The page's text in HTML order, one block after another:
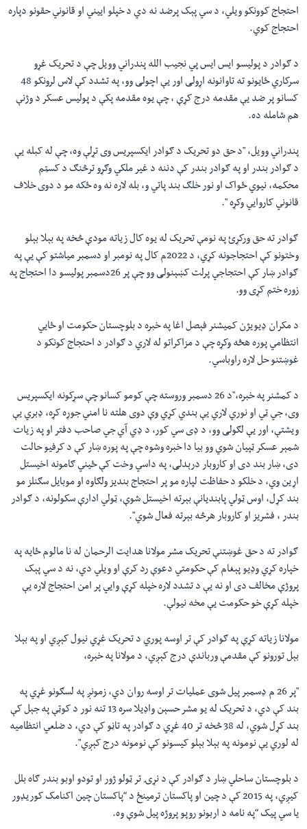
احتجاج کوونکو ويلي، د سي پېک پرضد نه دي د خپلو اييني او قانوني حقونو دپاره
احتجاج کوي.
د ګوادر د پوليسو ايس ايس پي نجيب الله پندراني وويل چې د تحريک غړو
سرکاري ځایونو ته تاوانونه اړولی اور یې اچولی وو، په تشدد کې لاس لرونکو 48
کسانو پر ضد يې مقدمه درج کړې ، چې يوه مقدمه پکې د پوليس عسکر د وژنې
هم شامله ده.
پندراني وويل، "د حق دو تحریک د ګوادر ایکسپریس وی تړلې وه، چې له کبله یې
د ګوادر بندر او په ګوادر بندر کې دننه د غیر ملکي وګړو ترڅنګ د کسټم
محکمه، نیوي ځواک او نور خلګ بند پاتي و، بله لاره نه وه ځکه مو د دوی خلاف
قانوني کاروايي وکړه ".
ګوادر ته حق ورکړئ په نومې تحريک له يوه کال زياته مودې څخه په بېلا بېلو
وختونو کې احتجاجونه کړي، د 2022م کال په نومبر او دسمبر مياشتو کې يې په
ګوادر ښار کې احتجاجي پرلت کښېنولی وو چې پر 26دسمبر پوليسو دا احتجاج په
زوره ختم کړی وو.
د مکران ډيويژن کميشنر فېصل اغا په خبره د بلوچستان حکومت او ځايي
انتظامي پوره هڅه وکړه چې د مزاکراتو له لاري د ګوادر د احتجاج کونکو د
غوښتنو حل لاره راوباسي.
د کمشنر په خبره،"د 26 دسمبر وروسته چې کومو کسانو چې سړکونه ایکسپریس
وی، جي ټي او نوري لاري یې بندي کړي وې دوی هلته نا امني جوړه کړه، ډبري یې
ویشتې، اور یې لګولی وو، د ډی سي کور، د ډي آي جي صاحب دفتر او په زيات
شمېر عسکر ټپیان شوي وو بیا دا خبره وشوه چې په پوره ښار کې د کرفیو حالت
دی، ښار بند دی او کاروبار درېدلی، په داسي وخت کې ځيني ګامونه اخیستل
اړین وي، د خلکو د حفاظت لپاره مو پر احتجاج بنديز ولګاوه او موبايل سګنلز مو
بند کړل، اوس ټولي پابندیانې بېرته اخیستل شوې، ټولي ادارې سکولونه، د ګوادر
بندر ، فشریز او کاروبار هرڅه بېرته فعال شوي".
ګوادر ته د حق غوښتنې تحریک مشر مولانا هدایت الرحمان له نا مالوم ځايه په
خپاره کړي وډیو پېغام کې حکومتي دعوې رد کرې او ویلي دي، نه د سي پېک
پروژې مخالف دی او نه يې د تشدد لاره خپله کړې وايي پر امن احتجاج لاره يې
خپله کړې خو حکومت يې مخه نيولې.
مولانا زياته کړې په ګوادر کې تر اوسه پوري د تحریک غړي نیول کېږي او په بېلا
بېل تورونو کې مقدمې ورباندې درج کېږي، د مولانا په خبره،
"پر 26 م ډسمبر پيل شوی عمليات تر اوسه روان دي، زمونږ په لسګونو غړي په
بند کې دي، د تحريک له يو مشر حسېن واډيلا سره 13 تنه نور د کوټې په جېل کې
بند کړل شوي، له 38 څخه تر 40 غړي د ګوادر په تاڼو کې دي، د ضلعي انتظامیه
له لوري يې نومونه په بېلا بېلو کیسونو کې نومونه درج کېږي".
د بلوچستان ساحلي ښار د ګوادر کې د نړۍ تر ټولو ژور او تودو اوبو بندر ګاه بلل
کيږي، په 2015 کې د چين او پاکستان ترمينځ د “پاکستان چين اکنامک کوریډور
يا سي پيک “په نامه د اربونو روپو پروژه پيل شوې وه.